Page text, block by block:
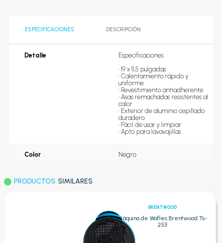
ESPECIFICACIONES DESCRIPCIÓN
Detalle
Especificaciones
• 19 x 11,5 pulgadas
• Calentamiento rápido y
uniforme
• Revestimiento antiadherente
• Asas remachadas resistentes al
calor
• Exterior de aluminio cepillado
duradero
• Fácil de usar y limpiar
• Apto para lavavajillas
Color Negro
PRODUCTOS SIMILARES
BRENTWOOD
Máquina de Wafles Brentwood Ts-
253